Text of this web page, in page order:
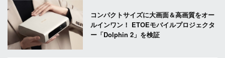
コンパクトサイズに大画面＆高画質をオー
ルインワン！ ETOEモバイルプロジェクタ
ー「Dolphin 2」を検証